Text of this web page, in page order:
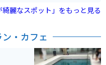
楽しめる広い公園などがあり、1
きます。なお、園内を通る道路は一
綺麗なスポット」をもっと見る
・カフェ